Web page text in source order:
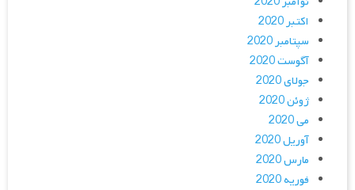
اکتبر 2020
سپتامبر 2020
آگوست 2020
جولای 2020
ژوئن 2020
می 2020
آوریل 2020
مارس 2020
فوریه 2020